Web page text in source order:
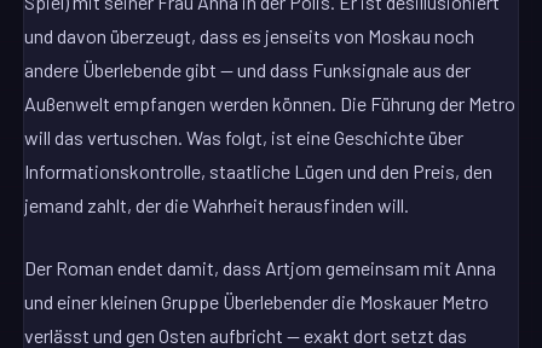
und davon überzeugt, dass es jenseits von Moskau noch
andere Überlebende gibt — und dass Funksignale aus der
Außenwelt empfangen werden können. Die Führung der Metro
will das vertuschen. Was folgt, ist eine Geschichte über
Informationskontrolle, staatliche Lügen und den Preis, den
jemand zahlt, der die Wahrheit herausfinden will.
Der Roman endet damit, dass Artjom gemeinsam mit Anna
und einer kleinen Gruppe Überlebender die Moskauer Metro
verlässt und gen Osten aufbricht — exakt dort setzt das